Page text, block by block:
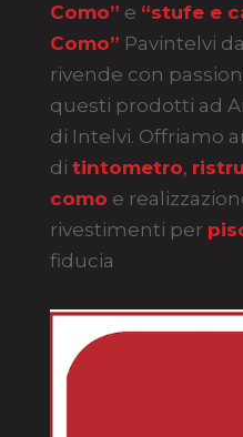
Como” e “stufe e
Como” Pavintelvi
rivende con
questi prodotti ad
di Intelvi. Offriamo
di tintometro,
como e
rivestimenti per
fiducia